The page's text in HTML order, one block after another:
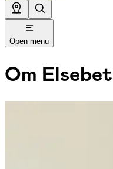
Open menu
Om